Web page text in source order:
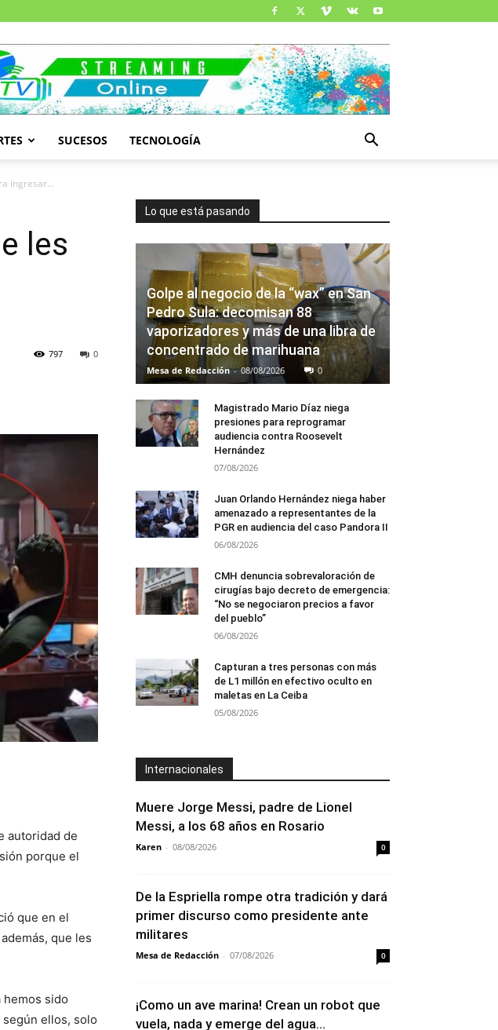
SUCESOS TECNOLOGÍA
ingresar...
les
0
797
autoridad de
porque el
que en el
que les
hemos sido
ellos, solo
Lo que está pasando
Golpe al negocio de la “wax” en San
Pedro Sula: decomisan 88
vaporizadores y más de una libra de
concentrado de marihuana
Mesa de Redacción - 08/08/2026 0
Magistrado Mario Díaz niega
presiones para reprogramar
audiencia contra Roosevelt
Hernández
07/08/2026
Juan Orlando Hernández niega haber
amenazado a representantes de la
PGR en audiencia del caso Pandora II
06/08/2026
CMH denuncia sobrevaloración de
cirugías bajo decreto de emergencia:
“No se negociaron precios a favor
del pueblo”
06/08/2026
Capturan a tres personas con más
de L1 millón en efectivo oculto en
maletas en La Ceiba
05/08/2026
Internacionales
Muere Jorge Messi, padre de Lionel
Messi, a los 68 años en Rosario
Karen - 08/08/2026 0
De la Espriella rompe otra tradición y dará
primer discurso como presidente ante
militares
Mesa de Redacción - 07/08/2026 0
¡Como un ave marina! Crean un robot que
vuela, nada y emerge del agua...